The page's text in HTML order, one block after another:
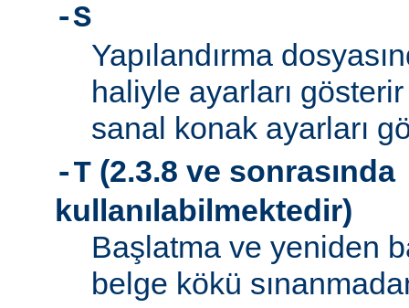
-S
Yapılandırma
haliyle ayarları
sanal konak ayarları
-T (2.3.8 ve sonrasında
kullanılabilmektedir)
Başlatma ve yeniden
belge kökü